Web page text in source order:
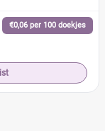
€0,06 per 100 doekjes